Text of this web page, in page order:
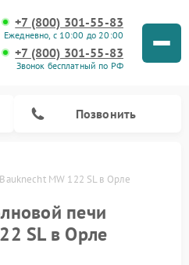
+7 (800) 301-55-83
Ежедневно, с 10:00 до 20:00
+7 (800) 301-55-83
Звонок бесплатный по РФ
Позвонить
MW 122 SL в Орле
печи
SL в Орле